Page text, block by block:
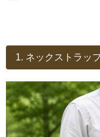
1. ネックストラッ